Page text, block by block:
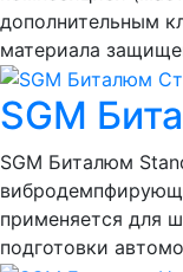
дополнительным
материала
SGM
SGM Биталюм
применяется для
подготовки